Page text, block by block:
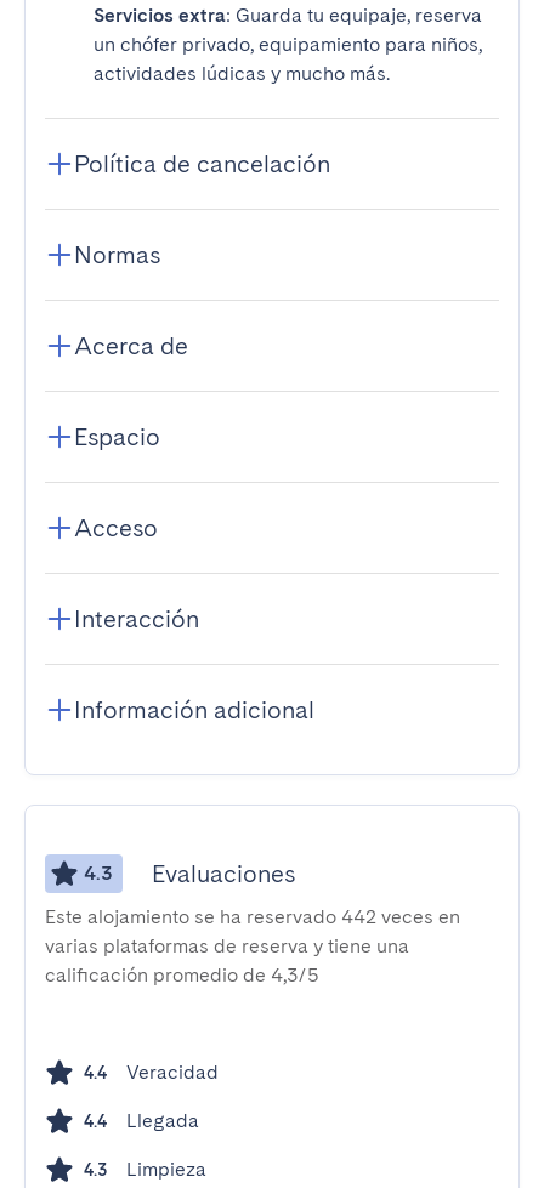
Servicios extra: Guarda tu equipaje, reserva
un chófer privado, equipamiento para niños,
actividades lúdicas y mucho más.
Política de cancelación
Normas
Acerca de
Espacio
Acceso
Interacción
Información adicional
4.3 Evaluaciones
Este alojamiento se ha reservado 442 veces en
varias plataformas de reserva y tiene una
calificación promedio de 4,3/5
4.4 Veracidad
4.4 Llegada
4.3 Limpieza